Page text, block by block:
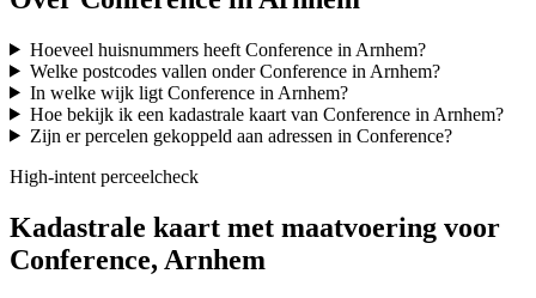
Hoeveel huisnummers heeft Conference in Arnhem?
Welke postcodes vallen onder Conference in Arnhem?
In welke wijk ligt Conference in Arnhem?
Hoe bekijk ik een kadastrale kaart van Conference in Arnhem?
Zijn er percelen gekoppeld aan adressen in Conference?
High-intent perceelcheck
Kadastrale kaart met maatvoering voor
Conference, Arnhem